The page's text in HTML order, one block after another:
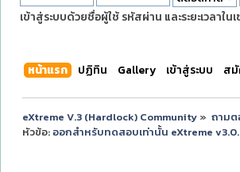
เข้าสู่ระบบด้วยชื่อผู้ใช้ รหัสผ่าน และระยะเวลาใน
หน้าแรก ปฏิทิน Gallery เข้าสู่ระบบ ส
eXtreme V.3 (Hardlock) Community» ถามต
หัวข้อ: ออกสำหรับทดสอบเท่านั้น eXtreme